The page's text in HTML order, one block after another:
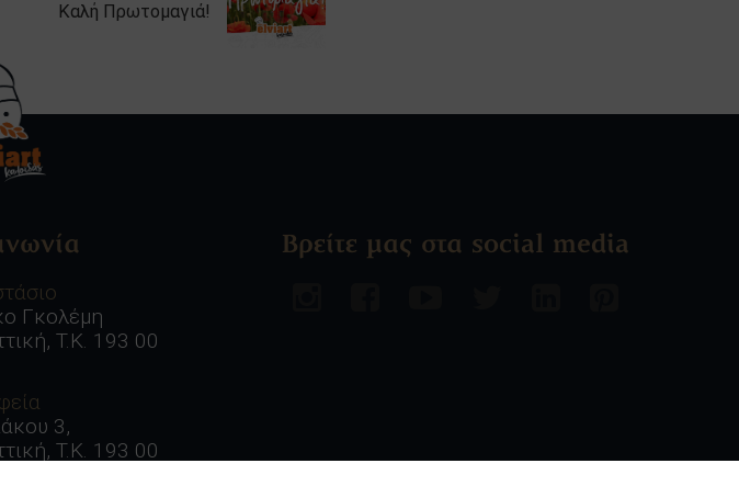
Καλή Πρωτομαγιά!
Γκολέμη
Τ.Κ. 193 00
3,
Τ.Κ. 193 00
Βρείτε μας στα social media